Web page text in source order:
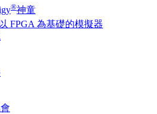
®神童
FPGA 為基礎的模擬器